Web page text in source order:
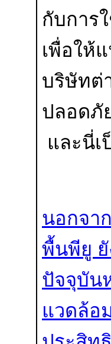
กับการ
เพื่อให้
บริษัทต่
ปลอดภั
และนี่เ
นอกจา
พื้นพียู
ปัจจุบัน
แวดล้อ